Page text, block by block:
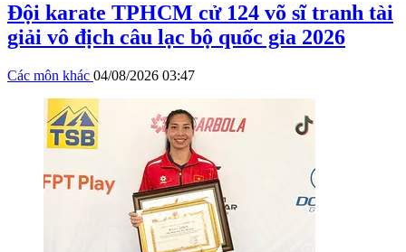
Đội karate TPHCM cử 124 võ sĩ tranh tài
giải vô địch câu lạc bộ quốc gia 2026
Các môn khác 04/08/2026 03:47